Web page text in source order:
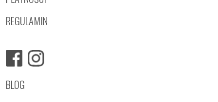
REGULAMIN
BLOG